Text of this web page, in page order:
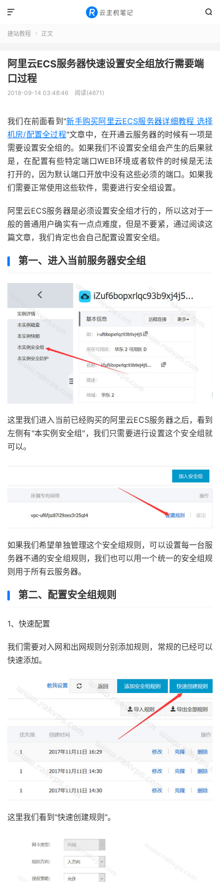


建站教程  正文
阿里云ECS服务器快速设置安全组放行需要端
口过程
2018-09-14 03:48:46 阅读(4671)
我们在前面看到"新手购买阿里云ECS服务器详细教程 选择
机房/配置全过程"文章中，在开通云服务器的时候有一项是
需要设置安全组的。如果我们不设置安全组会产生的后果就
是，在配置有些特定端口WEB环境或者软件的时候是无法
打开的，因为默认端口开放中没有这些必须的端口。如果我
们需要正常使用这些软件，需要进行安全组设置。
阿里云ECS服务器是必须设置安全组才行的，所以这对于一
般的普通用户确实有一点点难度，但是不要紧，通过阅读这
篇文章，我们肯定也会自己配置设置安全组。
第一、进入当前服务器安全组
这里我们进入当前已经购买的阿里云ECS服务器之后，看到
左侧有"本实例安全组"，我们只需要进行设置这个安全组就
可以。
如果我们希望单独管理这个安全组规则，可以设置每一台服
务器不通的安全组规则，我们也可以用一个统一的安全组规
则用于所有云服务器。
第二、配置安全组规则
1、快速配置
我们需要对入网和出网规则分别添加规则，常规的已经可以
快速添加。
这里我们看到"快速创建规则"。